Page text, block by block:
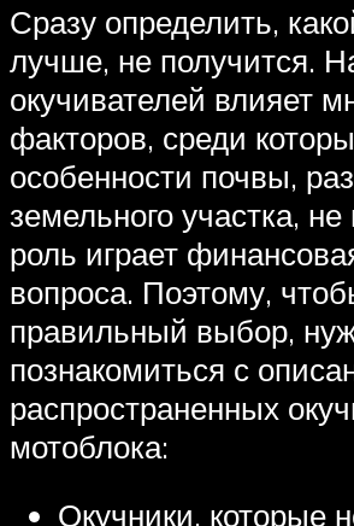
Сразу определить,
лучше, не получится.
окучивателей влияет
факторов, среди
особенности почвы,
земельного участка,
роль играет
вопроса. Поэтому,
правильный выбор,
познакомиться с
распространенных
мотоблока:
Окучники, которые